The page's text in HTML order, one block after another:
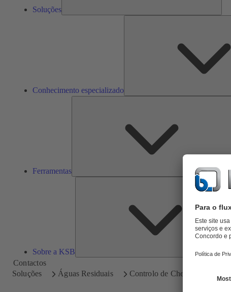
Soluções
Conhecimento especializado
Ferramentas
Sobre a KSB
Contactos
Soluções
Águas Residuais Controlo de Cheias